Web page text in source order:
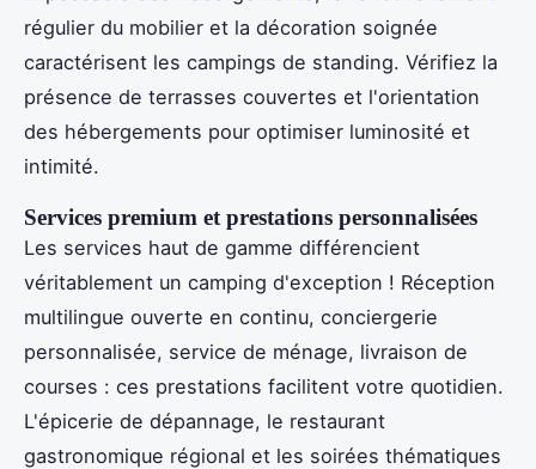
régulier du mobilier et la décoration soignée
caractérisent les campings de standing. Vérifiez la
présence de terrasses couvertes et l'orientation
des hébergements pour optimiser luminosité et
intimité.
Services premium et prestations personnalisées
Les services haut de gamme différencient
véritablement un camping d'exception ! Réception
multilingue ouverte en continu, conciergerie
personnalisée, service de ménage, livraison de
courses : ces prestations facilitent votre quotidien.
L'épicerie de dépannage, le restaurant
gastronomique régional et les soirées thématiques